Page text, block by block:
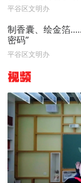
平谷区文明办
制香囊、绘金箔
密码”
平谷区文明办
视频